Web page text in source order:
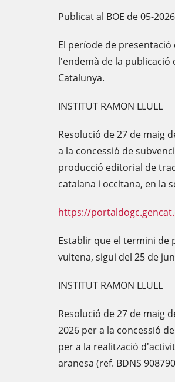
Publicat al BOE de 05-2026
El període de presentació
l'endemà de la publicació
Catalunya.
INSTITUT RAMON LLULL
Resolució de 27 de maig
a la concessió de
producció editorial de
catalana i occitana, en la
https://
Establir que el termini de
vuitena, sigui del 25 de
INSTITUT RAMON LLULL
Resolució de 27 de maig
2026 per a la concessió
per a la realització
aranesa (ref. BDNS